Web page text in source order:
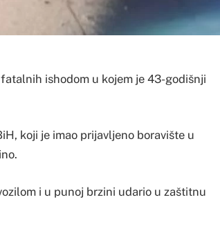
ishodom u kojem je 43-godišnji
koji je imao prijavljeno boravište u
i u punoj brzini udario u zaštitnu